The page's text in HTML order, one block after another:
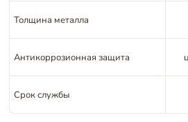
Толщина металла
Антикоррозионная защита
Срок службы